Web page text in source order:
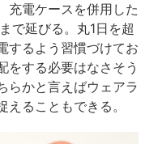
充電ケースを併用した
で延びる。丸1日を超
するよう習慣づけてお
をする必要はなさそう
らかと言えばウェアラ
ることもできる。